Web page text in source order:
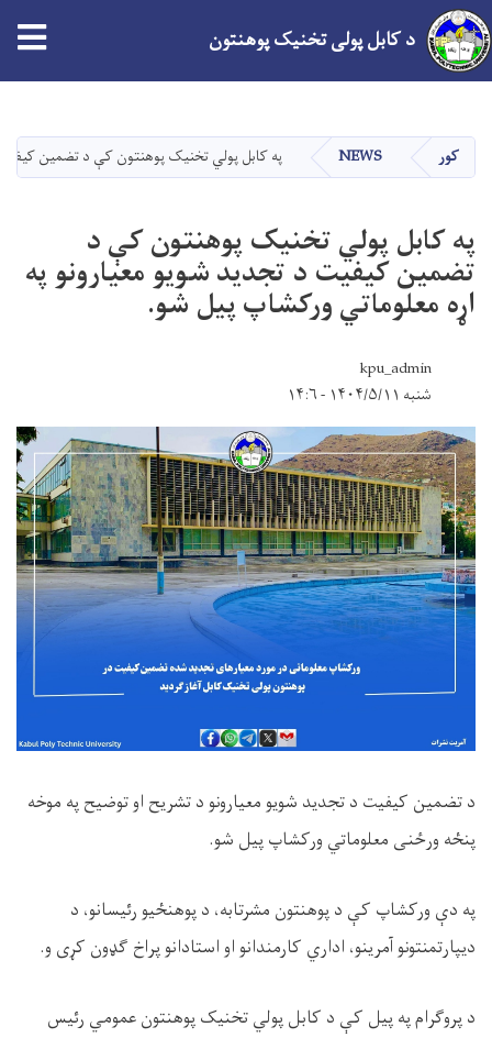
دانګل
د کابل پولی تخنیک پوهنتون
کور NEWS په کابل پولي ‌تخنیک پوهنتون کې د تضمین
په کابل پولي ‌تخنیک پوهنتون کې د
تضمین کیفیت د تجدید شویو معیارونو په
اړه معلوماتي ورکشاپ پیل شو.
kpu_admin
شنبه ۱۴۰۴/۵/۱۱ - ۱۴:۶
د تضمین کیفیت د تجدید شویو معیارونو د تشریح او توضیح په موخه
پنځه ورځنی معلوماتي ورکشاپ پیل شو.
په دې ورکشاپ کې د پوهنتون مشرتابه، د پوهنځیو رئیسانو، د
دیپارتمنتونو آمرینو، اداري کارمندانو او استادانو پراخ ګډون کړی و.
د پروګرام په پیل کې د کابل پولي تخنیک پوهنتون عمومي رئیس